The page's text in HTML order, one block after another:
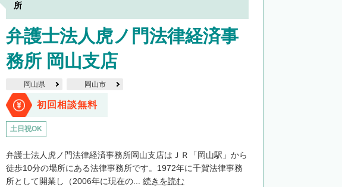
所
弁護士法人虎ノ門法律経済事
務所 岡山支店
岡山県 岡山市
初回相談無料
土日祝OK
弁護士法人虎ノ門法律経済事務所岡山支店はＪＲ「岡山駅」から
徒歩10分の場所にある法律事務所です。1972年に千賀法律事務
所として開業し（2006年に現在の... 続きを読む